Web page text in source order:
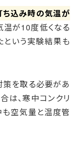
ち込み時の気温が
が10度低くなる
という実験結果も
策を取る必要があ
は、寒中コンクリ
も空気量と温度管